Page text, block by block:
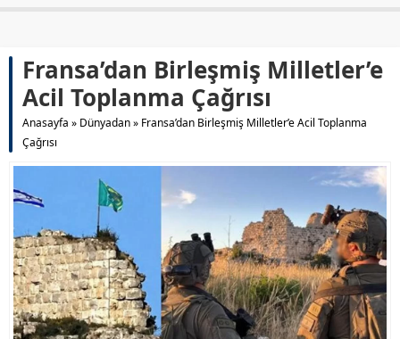
Fransa’dan Birleşmiş Milletler’e
Acil Toplanma Çağrısı
Anasayfa » Dünyadan» Fransa’dan Birleşmiş Milletler’e Acil Toplanma
Çağrısı